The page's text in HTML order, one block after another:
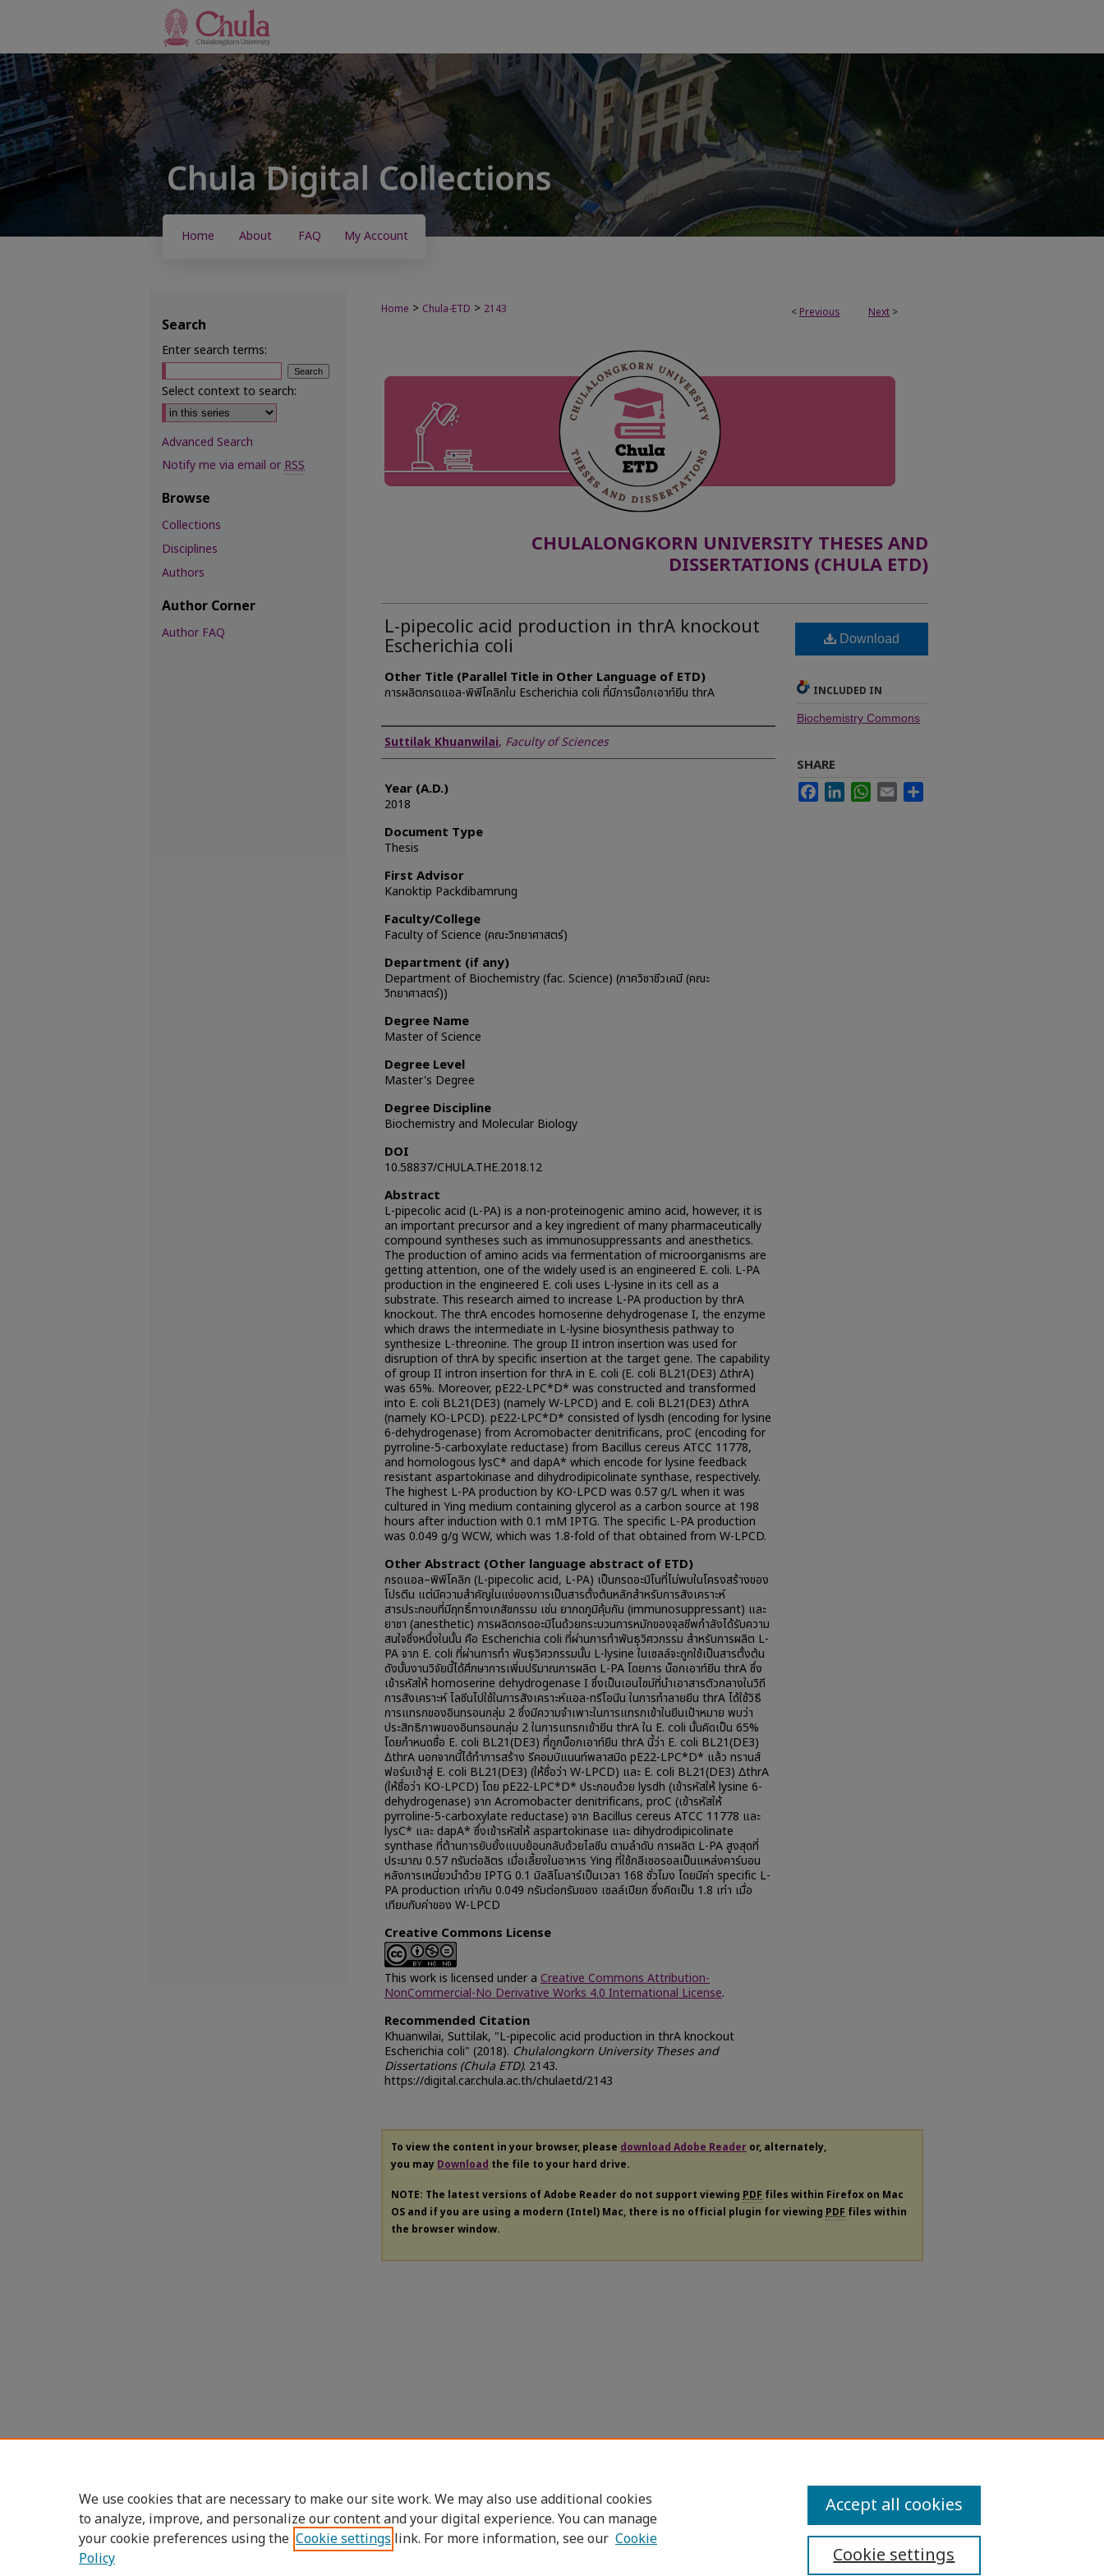
Home About FAQ My Account
< Previous Next >
Home > Chula-ETD > 2143
CHULALONGKORN UNIVERSITY THESES AND
DISSERTATIONS (CHULA ETD)
L-pipecolic acid production in thrA knockout
Escherichia coli
Other Title (Parallel Title in Other Language of ETD)
การผลิตกรดแอล-พิพีโคลิกใน Escherichia coli ที่มีการน็อกเอาท์ยีน thrA
Author
Suttilak Khuanwilai, Faculty of Sciences
Year (A.D.)
2018
Document Type
Thesis
First Advisor
Kanoktip Packdibamrung
Faculty/College
Faculty of Science (คณะวิทยาศาสตร์)
Department (if any)
Department of Biochemistry (fac. Science) (ภาควิชาชีวเคมี (คณะ
วิทยาศาสตร์))
Degree Name
Master of Science
Degree Level
Master's Degree
Degree Discipline
Biochemistry and Molecular Biology
DOI
10.58837/CHULA.THE.2018.12
Abstract
L-pipecolic acid (L-PA) is a non-proteinogenic amino acid, however, it is
an important precursor and a key ingredient of many pharmaceutically
compound syntheses such as immunosuppressants and anesthetics.
The production of amino acids via fermentation of microorganisms are
getting attention, one of the widely used is an engineered E. coli. L-PA
production in the engineered E. coli uses L-lysine in its cell as a
substrate. This research aimed to increase L-PA production by thrA
knockout. The thrA encodes homoserine dehydrogenase I, the enzyme
which draws the intermediate in L-lysine biosynthesis pathway to
synthesize L-threonine. The group II intron insertion was used for
disruption of thrA by specific insertion at the target gene. The capability
of group II intron insertion for thrA in E. coli (E. coli BL21(DE3) ΔthrA)
was 65%. Moreover, pE22-LPC*D* was constructed and transformed
into E. coli BL21(DE3) (namely W-LPCD) and E. coli BL21(DE3) ΔthrA
(namely KO-LPCD). pE22-LPC*D* consisted of lysdh (encoding for lysine
6-dehydrogenase) from Acromobacter denitrificans, proC (encoding for
pyrroline-5-carboxylate reductase) from Bacillus cereus ATCC 11778,
and homologous lysC* and dapA* which encode for lysine feedback
resistant aspartokinase and dihydrodipicolinate synthase, respectively.
The highest L-PA production by KO-LPCD was 0.57 g/L when it was
cultured in Ying medium containing glycerol as a carbon source at 198
hours after induction with 0.1 mM IPTG. The specific L-PA production
was 0.049 g/g WCW, which was 1.8-fold of that obtained from W-LPCD.
Other Abstract (Other language abstract of ETD)
กรดแอล–พิพีโคลิก (L-pipecolic acid, L-PA) เป็นกรดอะมิโนที่ไม่พบในโครงสร้างของ
โปรตีน แต่มีความสำคัญในแง่ของการเป็นสารตั้งต้นหลักสำหรับการสังเคราะห์
สารประกอบที่มีฤทธิ์ทางเภสัชกรรม เช่น ยากดภูมิคุ้มกัน (immunosuppressant) และ
ยาชา (anesthetic) การผลิตกรดอะมิโนด้วยกระบวนการหมักของจุลชีพกำลังได้รับความ
สนใจซึ่งหนึ่งในนั้น คือ Escherichia coli ที่ผ่านการทำพันธุวิศวกรรม สำหรับการผลิต L-
PA จาก E. coli ที่ผ่านการทำ พันธุวิศวกรรมนั้น L-lysine ในเซลล์จะถูกใช้เป็นสารตั้งต้น
ดังนั้นงานวิจัยนี้ได้ศึกษาการเพิ่มปริมาณการผลิต L-PA โดยการ น็อกเอาท์ยีน thrA ซึ่ง
เข้ารหัสให้ homoserine dehydrogenase I ซึ่งเป็นเอนไซม์ที่นำเอาสารตัวกลางในวิถี
การสังเคราะห์ ไลซีนไปใช้ในการสังเคราะห์แอล-ทรีโอนีน ในการทำลายยีน thrA ได้ใช้วิธี
การแทรกของอินทรอนกลุ่ม 2 ซึ่งมีความจำเพาะในการแทรกเข้าในยีนเป้าหมาย พบว่า
ประสิทธิภาพของอินทรอนกลุ่ม 2 ในการแทรกเข้ายีน thrA ใน E. coli นั้นคิดเป็น 65%
โดยกำหนดชื่อ E. coli BL21(DE3) ที่ถูกน็อกเอาท์ยีน thrA นี้ว่า E. coli BL21(DE3)
ΔthrA นอกจากนี้ได้ทำการสร้าง รีคอมบิแนนท์พลาสมิด pE22-LPC*D* แล้ว ทรานส์
ฟอร์มเข้าสู่ E. coli BL21(DE3) (ให้ชื่อว่า W-LPCD) และ E. coli BL21(DE3) ΔthrA
(ให้ชื่อว่า KO-LPCD) โดย pE22-LPC*D* ประกอบด้วย lysdh (เข้ารหัสให้ lysine 6-
dehydrogenase) จาก Acromobacter denitrificans, proC (เข้ารหัสให้
pyrroline-5-carboxylate reductase) จาก Bacillus cereus ATCC 11778 และ
lysC* และ dapA* ซึ่งเข้ารหัสให้ aspartokinase และ dihydrodipicolinate
synthase ที่ต้านการยับยั้งแบบย้อนกลับด้วยไลซีน ตามลำดับ การผลิต L-PA สูงสุดที่
ประมาณ 0.57 กรัมต่อลิตร เมื่อเลี้ยงในอาหาร Ying ที่ใช้กลีเซอรอลเป็นแหล่งคาร์บอน
หลังการเหนี่ยวนำด้วย IPTG 0.1 มิลลิโมลาร์เป็นเวลา 168 ชั่วโมง โดยมีค่า specific L-
PA production เท่ากับ 0.049 กรัมต่อกรัมของ เซลล์เปียก ซึ่งคิดเป็น 1.8 เท่า เมื่อ
เทียบกับค่าของ W-LPCD
Creative Commons License
This work is licensed under a Creative Commons Attribution-
NonCommercial-No Derivative Works 4.0 International License.
Recommended Citation
Khuanwilai, Suttilak, "L-pipecolic acid production in thrA knockout
Escherichia coli" (2018). Chulalongkorn University Theses and
Dissertations (Chula ETD). 2143.
https://digital.car.chula.ac.th/chulaetd/2143
Download
INCLUDED IN
Biochemistry Commons
SHARE
FacebookLinkedInWhatsApp
Email
To view the content in your browser, please download Adobe Reader or, alternately,
you may Download the file to your hard drive.
NOTE: The latest versions of Adobe Reader do not support viewing PDF files within Firefox on Mac
OS and if you are using a modern (Intel) Mac, there is no official plugin for viewing PDF files within
the browser window.
Search
Enter search terms:
Select context to search:
Advanced Search
Notify me via email orRSS
Browse
Collections
Disciplines
Authors
Author Corner
Author FAQ
We use cookies that are necessary to make our site work. We may also use additional cookies
to analyze, improve, and personalize our content and your digital experience. You can manage
your cookie preferences using the Cookie settings link. For more information, see our Cookie
Policy
Cookie settings
Accept all cookies